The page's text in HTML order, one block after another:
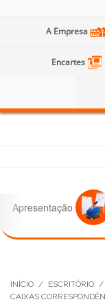
A Empresa
Encartes
Apresentação
INÍCIO / ESCRITÓRIO /
CAIXAS